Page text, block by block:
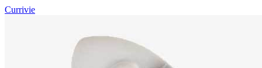
Currivie